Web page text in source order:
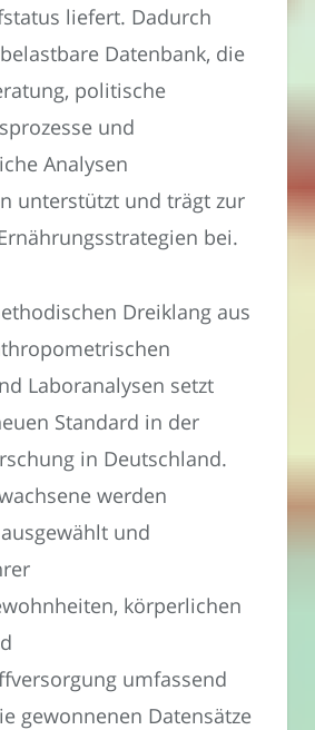
liefert. Dadurch
Datenbank, die
politische
und
Analysen
unterstützt und trägt zur
bei.
Dreiklang aus
Laboranalysen setzt
Standard in der
in Deutschland.
werden
und
körperlichen
umfassend
gewonnenen Datensätze